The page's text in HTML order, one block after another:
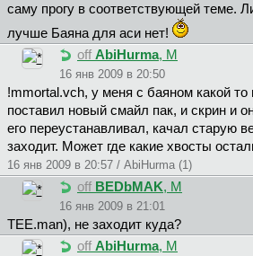
саму прогу в соответствующей теме.
лучше Баяна для аси нет!
off AbiHurma, М
16 янв 2009 в 20:50
!mmortal.vch, у меня с баяном какой то
поставил новый смайл пак, и скрин и
его переустанавливал, качал старую
заходит. Может где какие хвосты
16 янв 2009 в 20:57 / AbiHurma (1)
off BEDbMAK, М
16 янв 2009 в 21:01
TEE.man), не заходит куда?
off AbiHurma, М